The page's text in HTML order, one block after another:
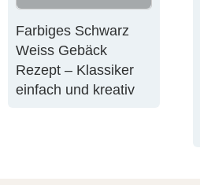
Farbiges Schwarz
Weiss Gebäck
Rezept – Klassiker
einfach und kreativ